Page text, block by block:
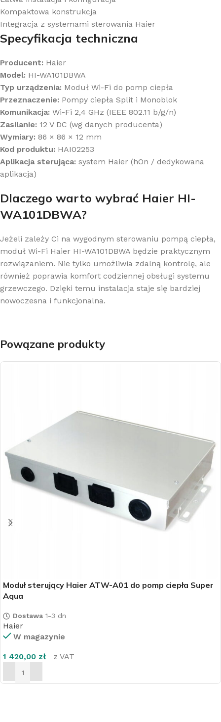
Kompaktowa konstrukcja
Integracja z systemami sterowania Haier
Specyfikacja techniczna
Producent: Haier
Model: HI-WA101DBWA
Typ urządzenia: Moduł Wi-Fi do pomp ciepła
Przeznaczenie: Pompy ciepła Split i Monoblok
Komunikacja: Wi-Fi 2,4 GHz (IEEE 802.11 b/g/n)
Zasilanie: 12 V DC (wg danych producenta)
Wymiary: 86 × 86 × 12 mm
Kod produktu: HAI02253
Aplikacja sterująca: system Haier (hOn / dedykowana
aplikacja)
Dlaczego warto wybrać Haier HI-
WA101DBWA?
Jeżeli zależy Ci na wygodnym sterowaniu pompą ciepła,
moduł Wi-Fi Haier HI-WA101DBWA będzie praktycznym
rozwiązaniem. Nie tylko umożliwia zdalną kontrolę, ale
również poprawia komfort codziennej obsługi systemu
grzewczego. Dzięki temu instalacja staje się bardziej
nowoczesna i funkcjonalna.
Powązane produkty
Moduł sterujący Haier ATW-A01 do pomp ciepła Super
Aqua
Dostawa 1-3 dn
Haier
W magazynie
1 420,00 zł z VAT
DODAJ DO KOSZYKA